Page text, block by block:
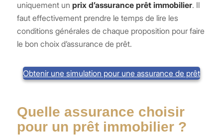
uniquement un prix d’assurance prêt immobilier. Il
faut effectivement prendre le temps de lire les
conditions générales de chaque proposition pour faire
le bon choix d’assurance de prêt.
Obtenir une simulation pour une assurance de prêt
Quelle assurance choisir
pour un prêt immobilier ?